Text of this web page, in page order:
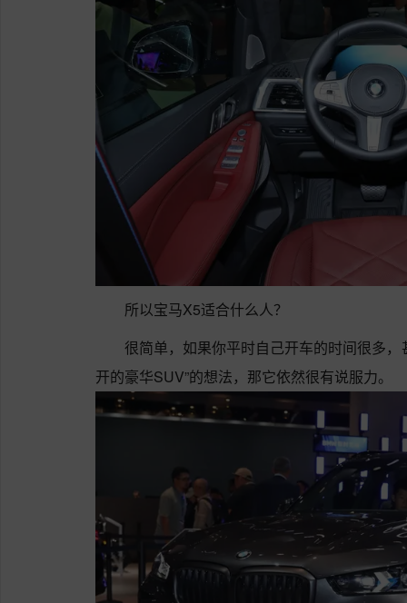
所以宝马X5适合什么人？
很简单，如果你平时自己开车的时间很多
开的豪华SUV”的想法，那它依然很有说服力。